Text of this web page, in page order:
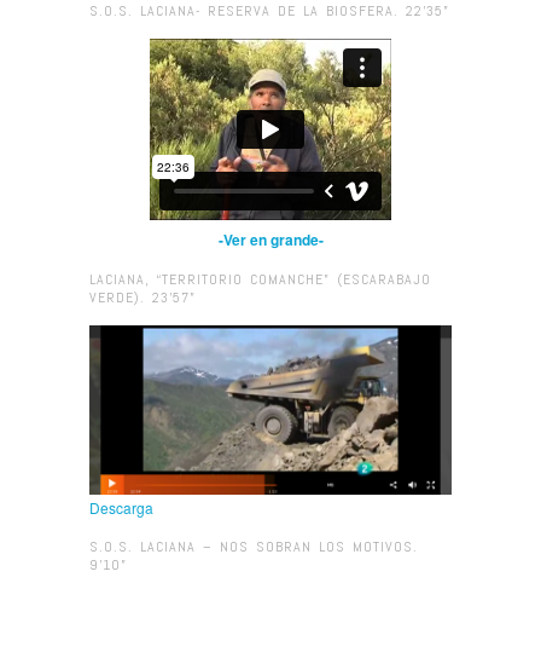
S.O.S. LACIANA- RESERVA DE LA BIOSFERA. 22’35”
-Ver en grande-
LACIANA, “TERRITORIO COMANCHE” (ESCARABAJO
VERDE). 23’57”
Descarga
S.O.S. LACIANA – NOS SOBRAN LOS MOTIVOS.
9’10”